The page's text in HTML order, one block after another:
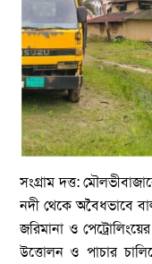
সংগ্রাম দত্ত:
নদী থেকে অবৈধভাবে
জরিমানা ও
উত্তোলন ও পাচার